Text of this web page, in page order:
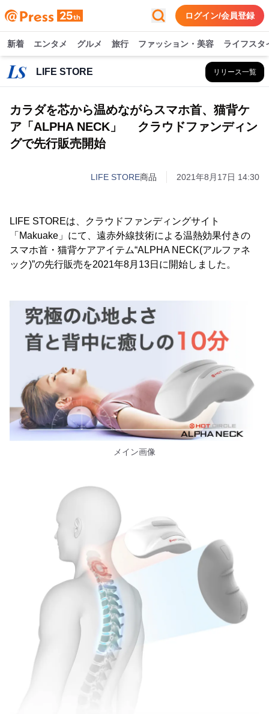
ログイン/会員登録
新着 エンタメ グルメ 旅行 ファッション・美容 ライフスタ
LIFE STORE リリース一覧
カラダを芯から温めながらスマホ首、猫背ケ
ア「ALPHA NECK」 クラウドファンディン
グで先行販売開始
LIFE STORE商品 2021年8月17日 14:30
LIFE STOREは、クラウドファンディングサイト
「Makuake」にて、遠赤外線技術による温熱効果付きの
スマホ首・猫背ケアアイテム“ALPHA NECK(アルファネ
ック)”の先行販売を2021年8月13日に開始しました。
メイン画像